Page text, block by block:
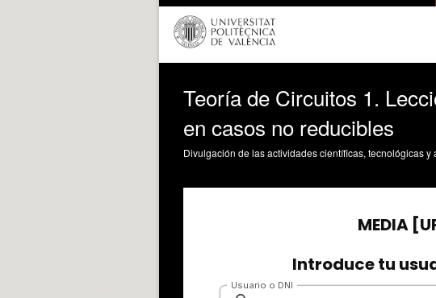
Teoría de Circuitos 1.
en casos no reducibles
Divulgación de las actividades científicas, tecnológicas